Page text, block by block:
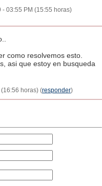
- 03:55 PM (15:55 horas)
como resolvemos esto.
asi que estoy en busqueda
horas) (responder)